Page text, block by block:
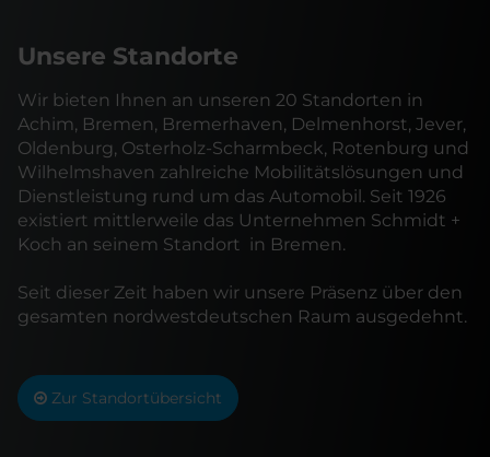
Unsere Standorte
Wir bieten Ihnen an unseren 20 Standorten in
Achim, Bremen, Bremerhaven, Delmenhorst, Jever,
Oldenburg, Osterholz-Scharmbeck, Rotenburg und
Wilhelmshaven zahlreiche Mobilitätslösungen und
Dienstleistung rund um das Automobil. Seit 1926
existiert mittlerweile das Unternehmen Schmidt +
Koch an seinem Standort in Bremen.
Seit dieser Zeit haben wir unsere Präsenz über den
gesamten nordwestdeutschen Raum ausgedehnt.
Zur Standortübersicht